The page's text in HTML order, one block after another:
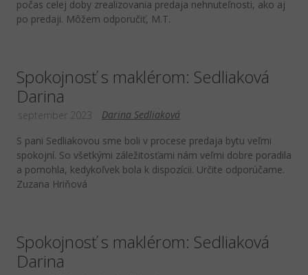
počas celej doby zrealizovania predaja nehnuteľnosti, ako aj
po predaji. Môžem odporučiť, M.T.
Spokojnosť s maklérom: Sedliaková
Darina
Darina Sedliaková
september 2023
S pani Sedliakovou sme boli v procese predaja bytu veľmi
spokojní. So všetkými záležitosťami nám veľmi dobre poradila
a pomohla, kedykoľvek bola k dispozícii. Určite odporúčame.
Zuzana Hriňová
Spokojnosť s maklérom: Sedliaková
Darina